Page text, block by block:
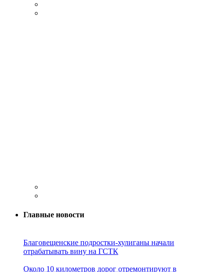
Главные новости
Благовещенские подростки-хулиганы начали
отрабатывать вину на ГСТК
Около 10 километров дорог отремонтируют в